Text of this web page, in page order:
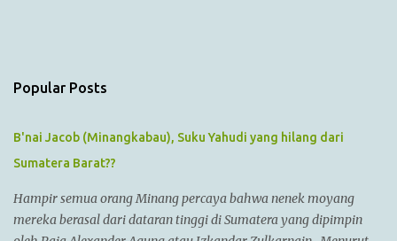
s
Popular Posts
B'nai Jacob (Minangkabau), Suku Yahudi yang hilang dari
Sumatera Barat??
Hampir semua orang Minang percaya bahwa nenek moyang
mereka berasal dari dataran tinggi di Sumatera yang dipimpin